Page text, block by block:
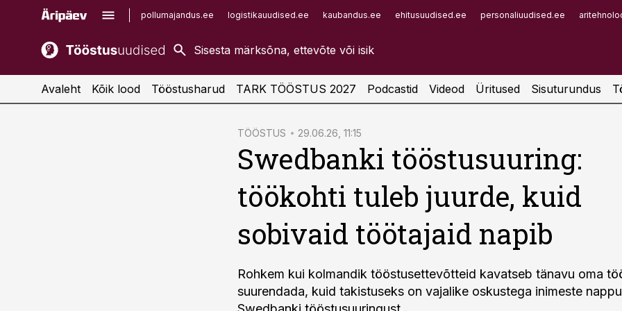
pollumajandus.ee logistikauudised.ee kaubandus.ee ehitusuudised.ee personaliuudised.ee
kaubandus.ee
kinnisvarauudised.ee
imelineajalugu.ee
Infopank
Avaleht Kõik lood Tööstusharud TARK TÖÖSTUS 2027 Podcastid Videod Üritused Sisuturundus
TÖÖSTUS 29.06.26, 11:15
Swedbanki tööstusuuring:
töökohti tuleb juurde, kuid
sobivaid töötajaid napib
Rohkem kui kolmandik tööstusettevõtteid kavatseb tänavu oma
suurendada, kuid takistuseks on vajalike oskustega inimeste